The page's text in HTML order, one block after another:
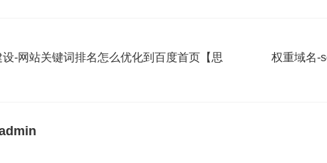
设-网站关键词排名怎么优化到百度首页【思
权重域名-